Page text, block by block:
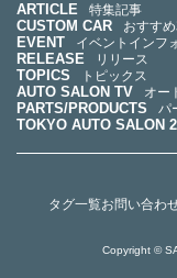
ARTICLE 特集記事
CUSTOM CAR おすす
EVENT イベントインフ
RELEASE リリース
TOPICS トピックス
AUTO SALON TV オー
PARTS/PRODUCTS パ
TOKYO AUTO SALON
タグ一覧お問い合わ
Copyright ©